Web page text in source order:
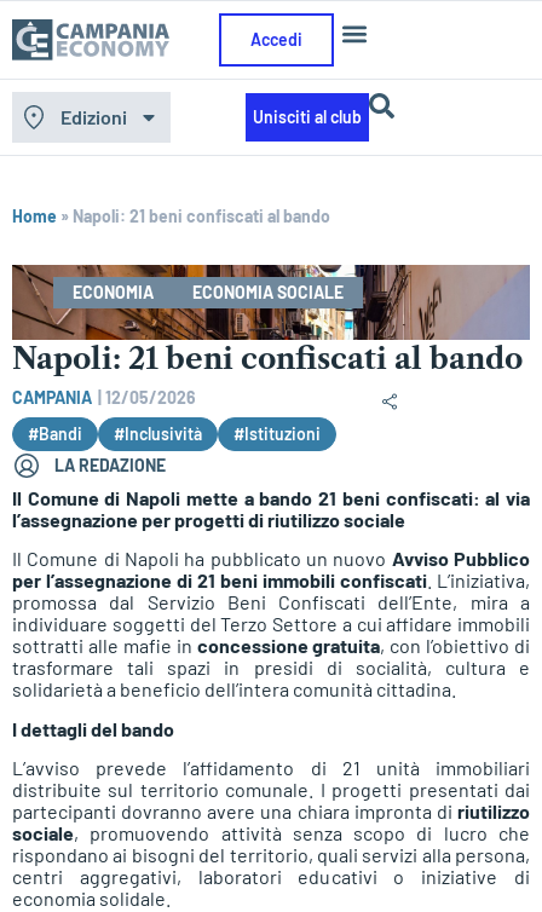
Accedi
Edizioni Unisciti al club
Home » Napoli: 21 beni confiscati al bando
ECONOMIA ECONOMIA SOCIALE
Napoli: 21 beni confiscati al bando
CAMPANIA
12/05/2026
#Bandi
#Inclusività
#Istituzioni
LA REDAZIONE
Il Comune di Napoli mette a bando 21 beni confiscati: al via
l’assegnazione per progetti di riutilizzo sociale
Il Comune di Napoli ha pubblicato un nuovo Avviso Pubblico
per l’assegnazione di 21 beni immobili confiscati . L’iniziativa,
promossa dal Servizio Beni Confiscati dell’Ente, mira a
individuare soggetti del Terzo Settore a cui affidare immobili
sottratti alle mafie in concessione gratuita, con l’obiettivo di
trasformare tali spazi in presidi di socialità, cultura e
solidarietà a beneficio dell’intera comunità cittadina.
I dettagli del bando
L’avviso prevede l’affidamento di 21 unità immobiliari
distribuite sul territorio comunale. I progetti presentati dai
partecipanti dovranno avere una chiara impronta di riutilizzo
sociale, promuovendo attività senza scopo di lucro che
rispondano ai bisogni del territorio, quali servizi alla persona,
centri aggregativi, laboratori educativi o iniziative di
economia solidale.